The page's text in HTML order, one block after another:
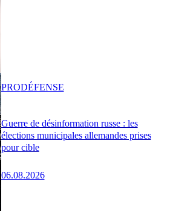
Guerre de désinformation russe : les
élections municipales allemandes prises
pour cible
06.08.2026
PRODÉFENSE